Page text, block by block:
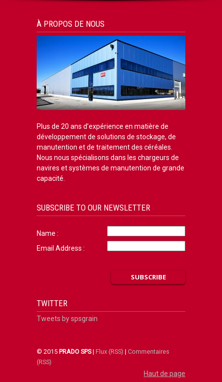
À PROPOS DE NOUS
Plus de 20 ans d’expérience en matière de
développement de solutions de stockage, de
manutention et de traitement des céréales.
Nous nous spécialisons dans les chargeurs de
navires et systèmes de manutention de grande
capacité.
SUBSCRIBE TO OUR NEWSLETTER
Name :
Email Address :
TWITTER
Tweets by spsgrain
© 2015 PRADO SPS| Flux (RSS) | Commentaires
(RSS)
Haut de page